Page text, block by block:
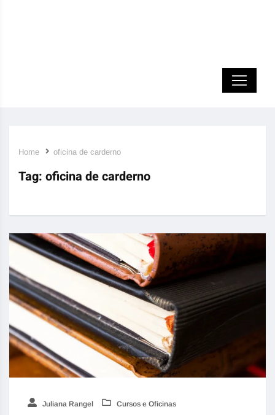
Home oficina de carderno
Tag: oficina de carderno
Juliana Rangel Cursos e Oficinas